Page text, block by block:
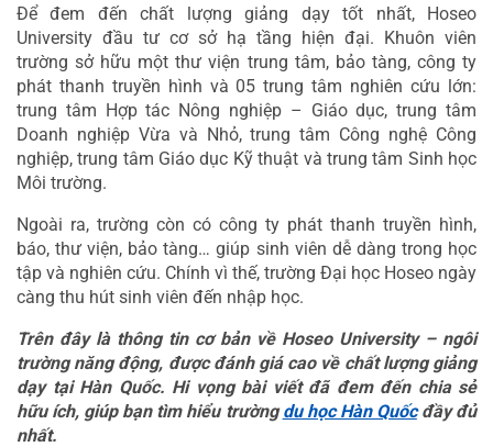
Để đem đến chất lượng giảng dạy tốt nhất, Hoseo
University đầu tư cơ sở hạ tầng hiện đại. Khuôn viên
trường sở hữu một thư viện trung tâm, bảo tàng, công ty
phát thanh truyền hình và 05 trung tâm nghiên cứu lớn:
trung tâm Hợp tác Nông nghiệp – Giáo dục, trung tâm
Doanh nghiệp Vừa và Nhỏ, trung tâm Công nghệ Công
nghiệp, trung tâm Giáo dục Kỹ thuật và trung tâm Sinh học
Môi trường.
Ngoài ra, trường còn có công ty phát thanh truyền hình,
báo, thư viện, bảo tàng… giúp sinh viên dễ dàng trong học
tập và nghiên cứu. Chính vì thế, trường Đại học Hoseo ngày
càng thu hút sinh viên đến nhập học.
Trên đây là thông tin cơ bản về Hoseo University – ngôi
trường năng động, được đánh giá cao về chất lượng giảng
dạy tại Hàn Quốc. Hi vọng bài viết đã đem đến chia sẻ
hữu ích, giúp bạn tìm hiểu trường du học Hàn Quốc đầy đủ
nhất.